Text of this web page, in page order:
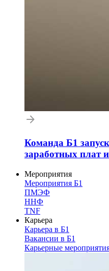
Команда Б1
заработных плат
Мероприятия
Мероприятия Б1
ПМЭФ
ННФ
TNF
Карьера
Карьера в Б1
Вакансии в Б1
Карьерные